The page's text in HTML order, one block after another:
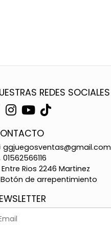
REDES SOCIALES
ggjuegosventas@gmail.com
01562566116
Entre Rios 2246 Martinez
de arrepentimiento